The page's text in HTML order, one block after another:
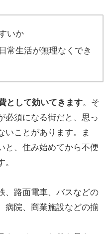
いか
常生活が無理なくでき
として効いてきます。そ
必須になる街だと、思っ
いことがあります。ま
と、住み始めてから不便
、路面電車、バスなどの
病院、商業施設などの揃